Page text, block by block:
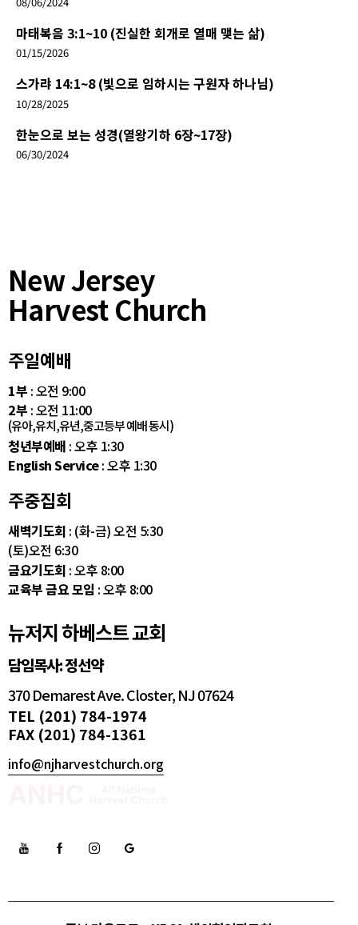
마태복음 3:1~10 (진실한 회개로 열매 맺는 삶)
01/15/2026
스가랴 14:1~8 (빛으로 임하시는 구원자 하나님)
10/28/2025
한눈으로 보는 성경(열왕기하 6장~17장)
06/30/2024
New Jersey
Harvest Church
주일예배
1부 : 오전 9:00
2부 : 오전 11:00
(유아,유치,유년,중고등부 예배 동시)
청년부예배 : 오후 1:30
English Service: 오후 1:30
주중집회
새벽기도회 : (화-금) 오전 5:30
(토)오전 6:30
금요기도회 : 오후 8:00
교육부 금요 모임 : 오후 8:00
뉴저지 하베스트 교회
담임목사: 정선약
370 Demarest Ave. Closter, NJ 07624
TEL (201) 784-1974
FAX (201) 784-1361
info@njharvestchurch.org